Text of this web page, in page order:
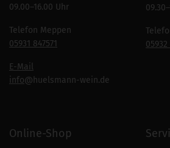
09.00–16.00 Uhr
Telefon Meppen
05931 847571
E-Mail
info@huelsmann-wein.de
05932
Online-Shop